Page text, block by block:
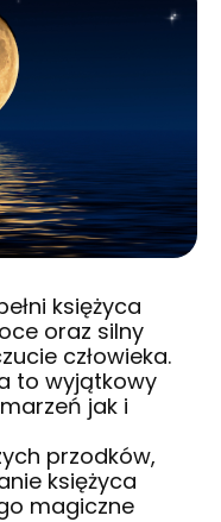
księżyca
oraz silny
człowieka.
to wyjątkowy
jak i
przodków,
księżyca
magiczne